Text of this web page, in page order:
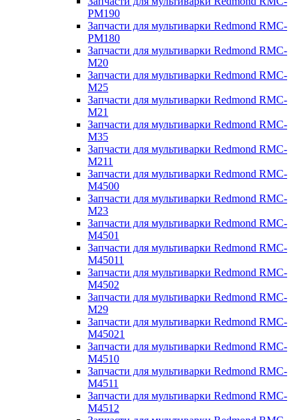
PM190
Запчасти для мультиварки Redmond RMC-
PM180
Запчасти для мультиварки Redmond RMC-
M20
Запчасти для мультиварки Redmond RMC-
M25
Запчасти для мультиварки Redmond RMC-
M21
Запчасти для мультиварки Redmond RMC-
M35
Запчасти для мультиварки Redmond RMC-
M211
Запчасти для мультиварки Redmond RMC-
M4500
Запчасти для мультиварки Redmond RMC-
M23
Запчасти для мультиварки Redmond RMC-
M4501
Запчасти для мультиварки Redmond RMC-
M45011
Запчасти для мультиварки Redmond RMC-
M4502
Запчасти для мультиварки Redmond RMC-
M29
Запчасти для мультиварки Redmond RMC-
M45021
Запчасти для мультиварки Redmond RMC-
M4510
Запчасти для мультиварки Redmond RMC-
M4511
Запчасти для мультиварки Redmond RMC-
M4512